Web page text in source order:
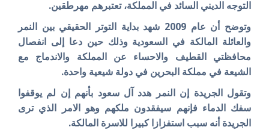
التوجه الديني السائد في المملكة، تعتبرهم مهرطقين.
وتوضح أن عام 2009 شهد بداية التوتر الحقيقي بين النمر
والعائلة المالكة في السعودية وذلك حين دعا إلى انفصال
محافظتي القطيف والاحساء عن المملكة والاندماج مع
الشيعة في مملكة البحرين في دولة شيعية واحدة.
وتقول الجريدة إن النمر هدد آل سعود بأنهم إن لم يوقفوا
سفك الدماء فإنهم سيفقدون ملكهم وهو الامر الذي ترى
الجريدة أنه سبب استفزازا كبيرا للاسرة المالكة.